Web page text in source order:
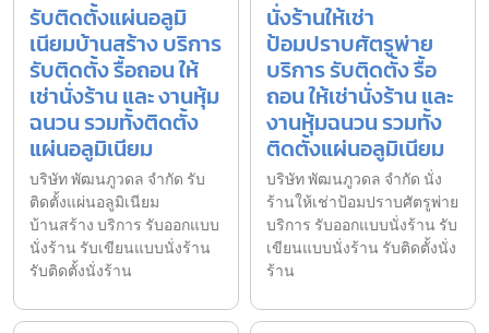
รับติดตั้งแผ่นอลูมิ
เนียมบ้านสร้าง บริการ
รับติดตั้ง รื้อถอน ให้
เช่านั่งร้าน และ งานหุ้ม
ฉนวน รวมทั้งติดตั้ง
แผ่นอลูมิเนียม
บริษัท พัฒนภูวดล จำกัด รับ
ติดตั้งแผ่นอลูมิเนียม
บ้านสร้าง บริการ รับออกแบบ
นั่งร้าน รับเขียนแบบนั่งร้าน
รับติดตั้งนั่งร้าน
นั่งร้านให้เช่า
ป้อมปราบศัตรูพ่าย
บริการ รับติดตั้ง รื้อ
ถอน ให้เช่านั่งร้าน และ
งานหุ้มฉนวน รวมทั้ง
ติดตั้งแผ่นอลูมิเนียม
บริษัท พัฒนภูวดล จำกัด นั่ง
ร้านให้เช่าป้อมปราบศัตรูพ่าย
บริการ รับออกแบบนั่งร้าน รับ
เขียนแบบนั่งร้าน รับติดตั้งนั่ง
ร้าน